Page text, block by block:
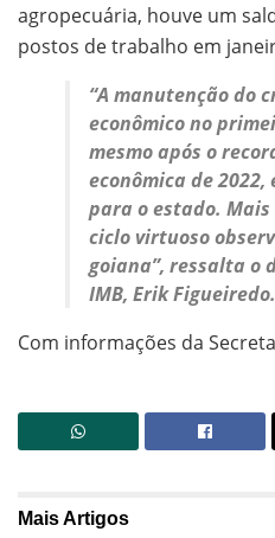
agropecuária, houve um
postos de trabalho em
“A manutenção do
econômico no
mesmo após o
econômica de
para o estado.
ciclo virtuoso
goiana”, ressalta o
IMB, Erik Figueiredo.
Com informações da
MaisArtigos